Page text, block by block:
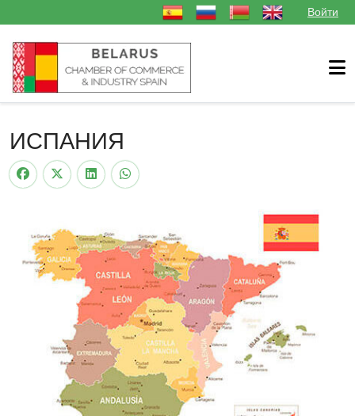
Выберите язык Войти
ИСПАНИЯ